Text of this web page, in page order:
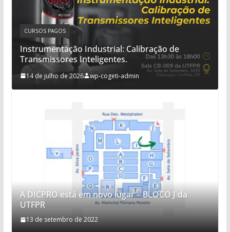
CURSOS PAGOS
Instrumentação Industrial: Calibração de
Transmissores Inteligentes.
14 de julho de 2026 wp-cogeti-admin
A DICPRO está em novo lugar – BLOCO J da
UTFPR
13 de setembro de 2022